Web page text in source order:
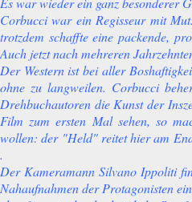
Corbucci war ein Regisseur mit
trotzdem schaffte eine packende,
Auch jetzt nach mehreren
Der Western ist bei aller
ohne zu langweilen. Corbucci
Drehbuchautoren die Kunst der
Film zum ersten Mal sehen, so
wollen: der "Held" reitet hier am
.
Der Kameramann Silvano Ippoliti
Nahaufnahmen der Protagonisten